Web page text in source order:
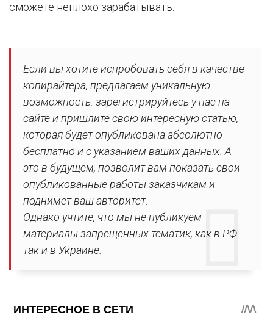
сможете неплохо зарабатывать.
Если вы хотите испробовать себя в качестве
копирайтера, предлагаем уникальную
возможность: зарегистрируйтесь у нас на
сайте и пришлите свою интересную статью,
которая будет опубликована абсолютно
бесплатно и с указанием ваших данных. А
это в будущем, позволит вам показать свои
опубликованные работы заказчикам и
поднимет ваш авторитет.
Однако учтите, что мы не публикуем
материалы запрещенных тематик, как в РФ
так и в Украине.